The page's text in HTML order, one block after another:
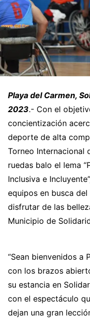
Playa del Carmen,
2023.- Con el
concientización
deporte de alta
Torneo Internacional
ruedas balo el lema
Inclusiva e
equipos en busca
disfrutar de las
Municipio de
“Sean bienvenidos a
con los brazos
su estancia en
con el espectáculo
dejan una gran